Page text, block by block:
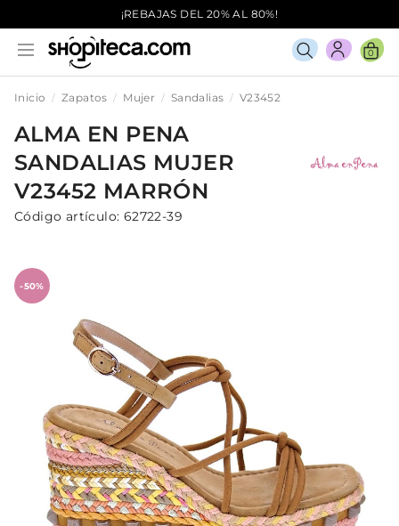
¡REBAJAS DEL 20% AL 80%!
0
Inicio Zapatos Mujer Sandalias V23452
ALMA EN PENA
SANDALIAS MUJER
V23452 MARRÓN
Código artículo: 62722-39
-50%